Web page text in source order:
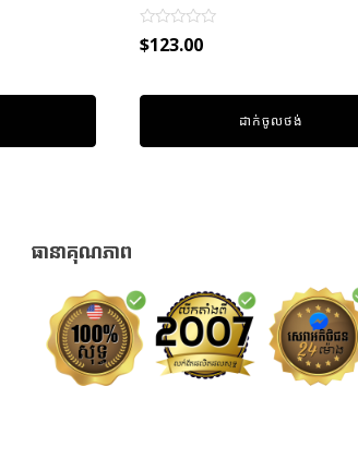
Rated
0
5
$123.00
ដាក់ចូលថង់
ធានាគុណភាព